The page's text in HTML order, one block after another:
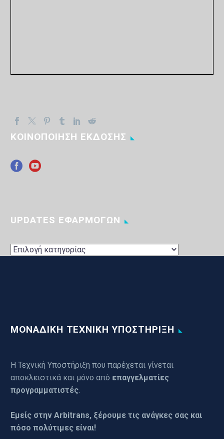
ΚΟΙΝΟΠΟΙΗΣΗ ΕΚΔΟΣΗΣ
UPDATES ΕΦΑΡΜΟΓΩΝ
UPDATES
ΜΟΝΑΔΙΚΗ ΤΕΧΝΙΚΗ ΥΠΟΣΤΗΡΙΞΗ
Η Τεχνική Υποστήριξη που παρέχεται γίνεται
αποκλειστικά και μόνο από επαγγελματίες
προγραμματιστές.
Εμείς στην Arbitrans, ξέρουμε τις ανάγκες σας και
πόσο πολύτιμες είναι!